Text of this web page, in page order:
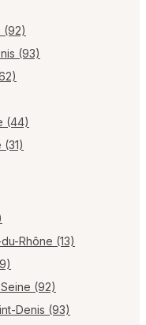
(92)
(93)
(44)
Rhône (13)
(92)
Denis (93)